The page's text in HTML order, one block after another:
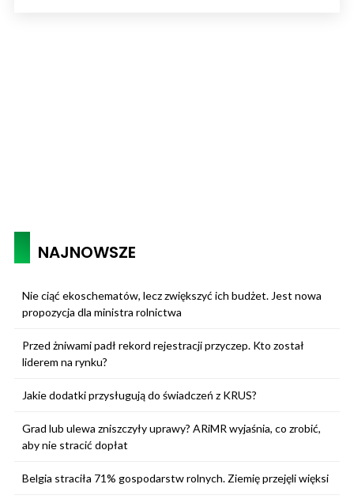
NAJNOWSZE
Nie ciąć ekoschematów, lecz zwiększyć ich budżet. Jest nowa
propozycja dla ministra rolnictwa
Przed żniwami padł rekord rejestracji przyczep. Kto został
liderem na rynku?
Jakie dodatki przysługują do świadczeń z KRUS?
Grad lub ulewa zniszczyły uprawy? ARiMR wyjaśnia, co zrobić,
aby nie stracić dopłat
Belgia straciła 71% gospodarstw rolnych. Ziemię przejęli więksi